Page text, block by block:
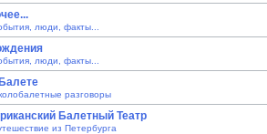
люди, факты...
люди, факты...
разговоры
Балетный Театр
из Петербурга